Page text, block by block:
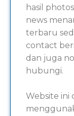
hasil
news
terbaru
contact
dan juga
hubungi.
Website ini